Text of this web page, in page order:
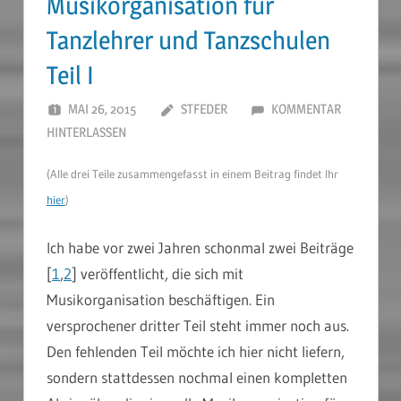
Tanzlehrer und Tanzschulen
Teil I
MAI 26, 2015 STFEDER
KOMMENTAR
HINTERLASSEN
(Alle drei Teile zusammengefasst in einem Beitrag findet Ihr
hier)
Ich habe vor zwei Jahren schonmal zwei Beiträge
[1,2] veröffentlicht, die sich mit
Musikorganisation beschäftigen. Ein
versprochener dritter Teil steht immer noch aus.
Den fehlenden Teil möchte ich hier nicht liefern,
sondern stattdessen nochmal einen kompletten